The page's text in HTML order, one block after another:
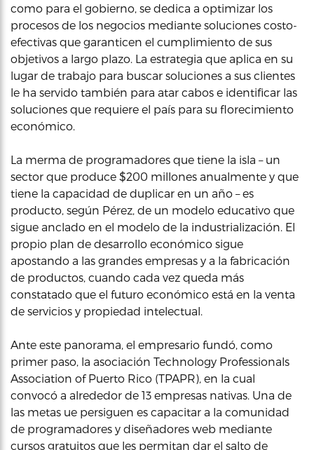
como para el gobierno, se dedica a optimizar los
procesos de los negocios mediante soluciones costo-
efectivas que garanticen el cumplimiento de sus
objetivos a largo plazo. La estrategia que aplica en su
lugar de trabajo para buscar soluciones a sus clientes
le ha servido también para atar cabos e identificar las
soluciones que requiere el país para su florecimiento
económico.
La merma de programadores que tiene la isla – un
sector que produce $200 millones anualmente y que
tiene la capacidad de duplicar en un año – es
producto, según Pérez, de un modelo educativo que
sigue anclado en el modelo de la industrialización. El
propio plan de desarrollo económico sigue
apostando a las grandes empresas y a la fabricación
de productos, cuando cada vez queda más
constatado que el futuro económico está en la venta
de servicios y propiedad intelectual.
Ante este panorama, el empresario fundó, como
primer paso, la asociación Technology Professionals
Association of Puerto Rico (TPAPR), en la cual
convocó a alrededor de 13 empresas nativas. Una de
las metas ue persiguen es capacitar a la comunidad
de programadores y diseñadores web mediante
cursos gratuitos que les permitan dar el salto de